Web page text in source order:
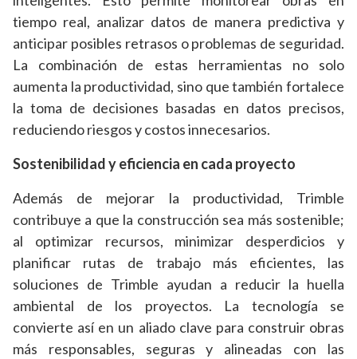
tiempo real, analizar datos de manera predictiva y
anticipar posibles retrasos o problemas de seguridad.
La combinación de estas herramientas no solo
aumenta la productividad, sino que también fortalece
la toma de decisiones basadas en datos precisos,
reduciendo riesgos y costos innecesarios.
Sostenibilidad y eficiencia en cada proyecto
Además de mejorar la productividad, Trimble
contribuye a que la construcción sea más sostenible;
al optimizar recursos, minimizar desperdicios y
planificar rutas de trabajo más eficientes, las
soluciones de Trimble ayudan a reducir la huella
ambiental de los proyectos. La tecnología se
convierte así en un aliado clave para construir obras
más responsables, seguras y alineadas con las